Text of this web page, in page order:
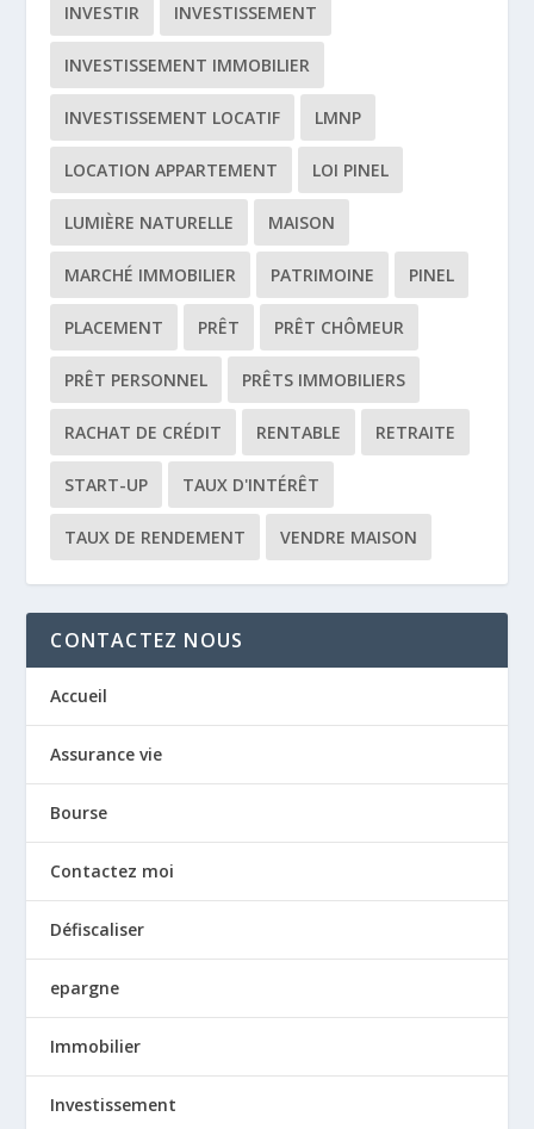
INVESTIR INVESTISSEMENT
INVESTISSEMENT IMMOBILIER
INVESTISSEMENT LOCATIF LMNP
LOCATION APPARTEMENT LOI PINEL
LUMIÈRE NATURELLE MAISON
MARCHÉ IMMOBILIER PATRIMOINE PINEL
PLACEMENT PRÊT PRÊT CHÔMEUR
PRÊT PERSONNEL PRÊTS IMMOBILIERS
RACHAT DE CRÉDIT RENTABLE RETRAITE
START-UP TAUX D'INTÉRÊT
TAUX DE RENDEMENT VENDRE MAISON
CONTACTEZ NOUS
Accueil
Assurance vie
Bourse
Contactez moi
Défiscaliser
epargne
Immobilier
Investissement